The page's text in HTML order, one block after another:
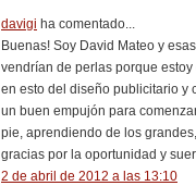
davigi ha comentado...
Buenas! Soy David Mateo y
vendrían de perlas porque
en esto del diseño publicitario y
un buen empujón para
pie, aprendiendo de los
gracias por la oportunidad y
2 de abril de 2012 a las 13:10